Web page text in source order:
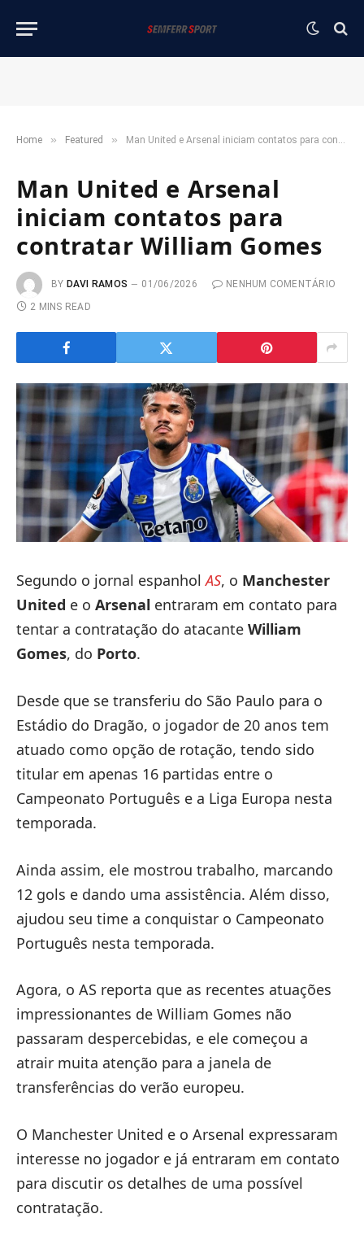
Home » Featured » Man United e Arsenal iniciam contatos para contratar William Gomes
Man United e Arsenal
iniciam contatos para
contratar William Gomes
BY DAVI RAMOS 01/06/2026
NENHUM COMENTÁRIO
2 MINS READ
Segundo o jornal espanholAS, o Manchester
United e o Arsenal entraram em contato para
tentar a contratação do atacante William
Gomes, do Porto.
Desde que se transferiu do São Paulo para o
Estádio do Dragão, o jogador de 20 anos tem
atuado como opção de rotação, tendo sido
titular em apenas 16 partidas entre o
Campeonato Português e a Liga Europa nesta
temporada.
Ainda assim, ele mostrou trabalho, marcando
12 gols e dando uma assistência. Além disso,
ajudou seu time a conquistar o Campeonato
Português nesta temporada.
Agora, o AS reporta que as recentes atuações
impressionantes de William Gomes não
passaram despercebidas, e ele começou a
atrair muita atenção para a janela de
transferências do verão europeu.
O Manchester United e o Arsenal expressaram
interesse no jogador e já entraram em contato
para discutir os detalhes de uma possível
contratação.